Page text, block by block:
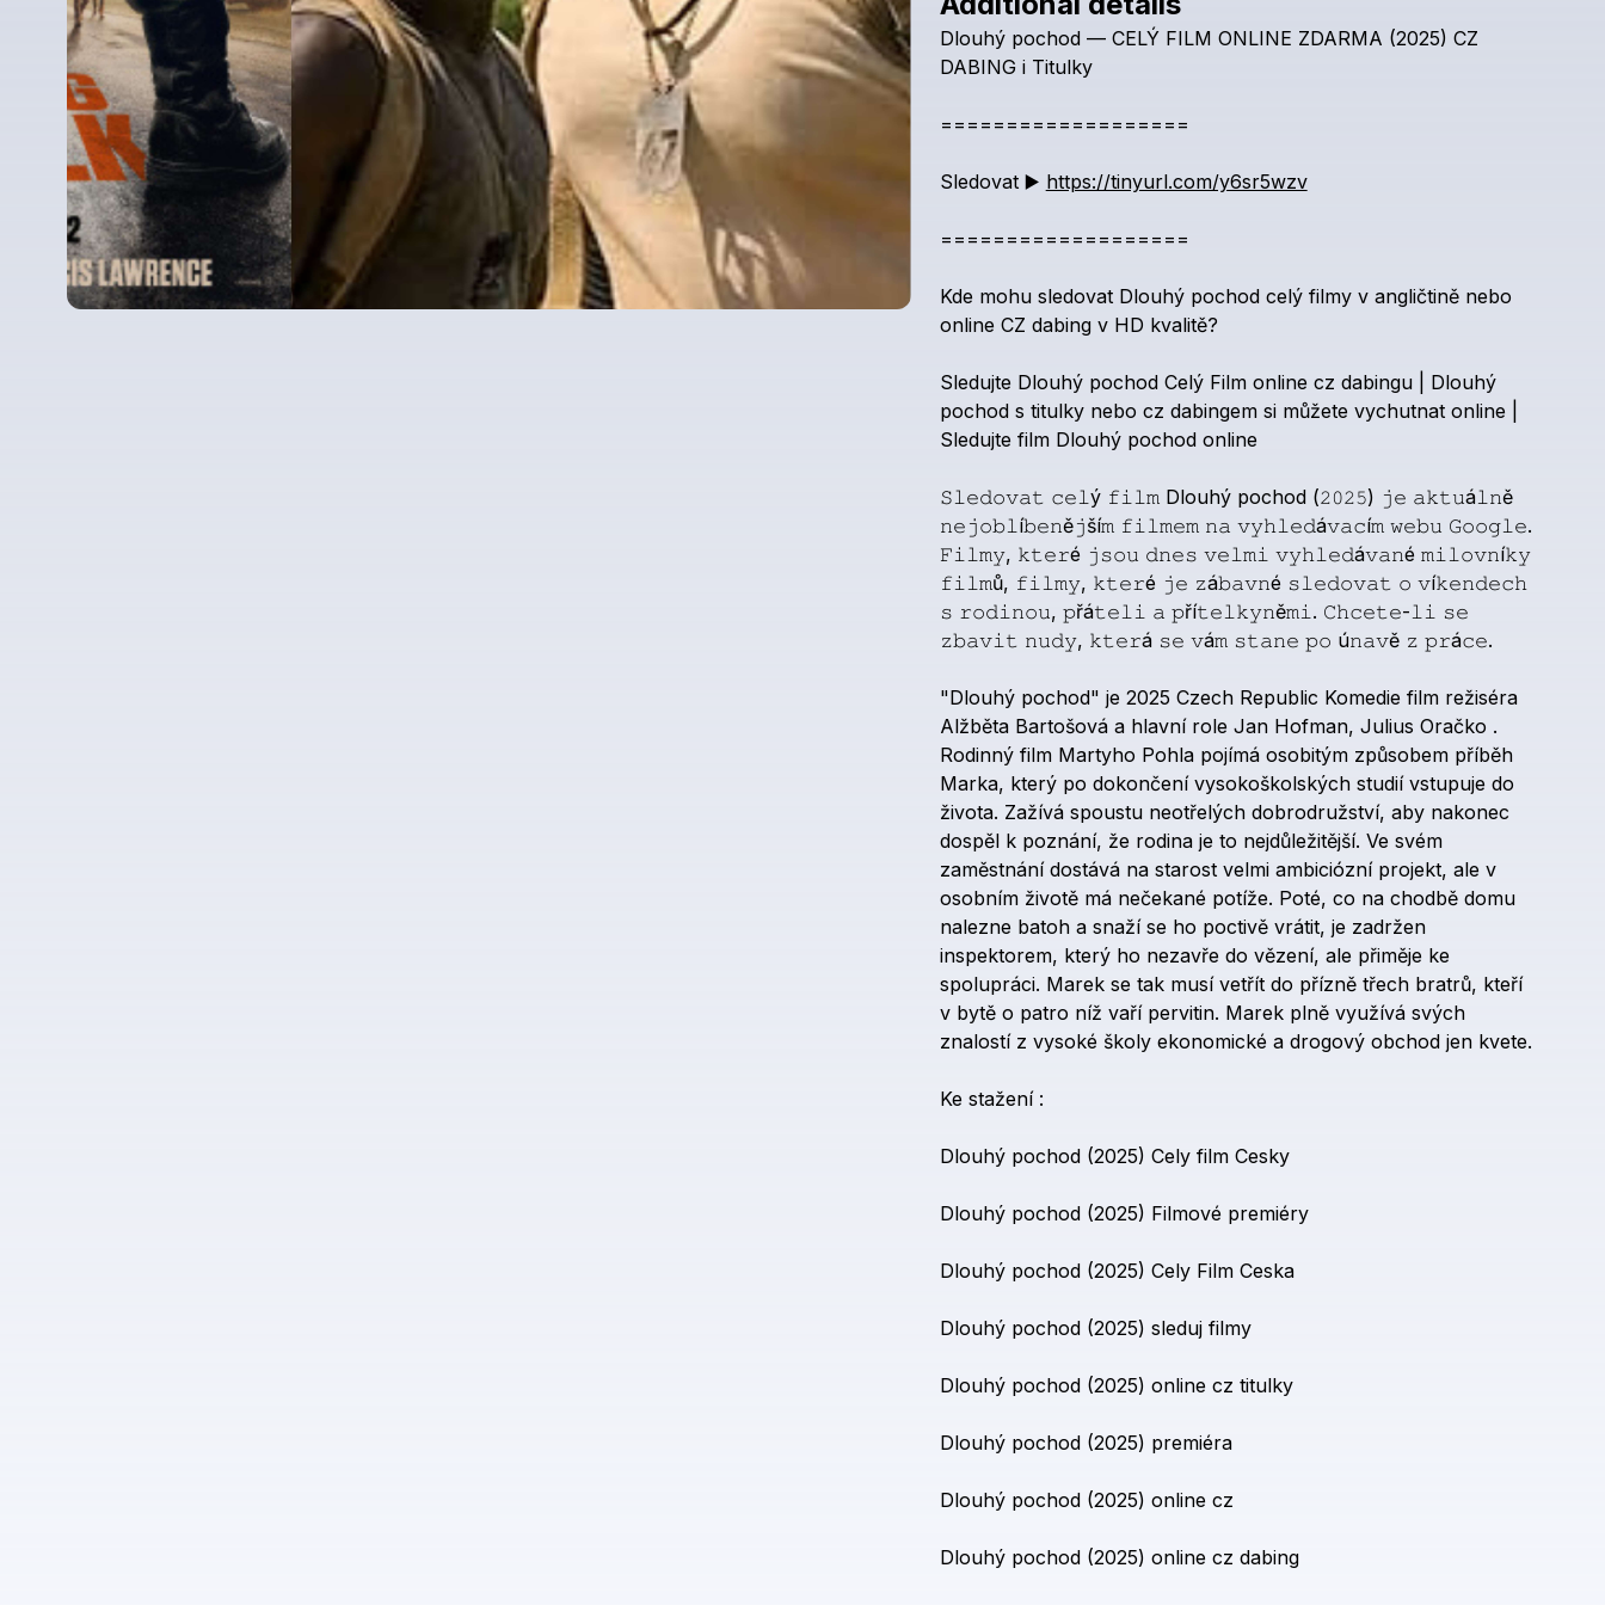
Check your texts
Dlouhý pochod — CELÝ FILM ONLINE ZDARMA (2025) CZ
DABING i Titulky
===================
Sledovat ▶️ https://tinyurl.com/y6sr5wzv
===================
Kde mohu sledovat Dlouhý pochod celý filmy v angličtině nebo
online CZ dabing v HD kvalitě?
Sledujte Dlouhý pochod Celý Film online cz dabingu
Dlouhý
pochod s titulky nebo cz dabingem si můžete vychutnat online
Sledujte film Dlouhý pochod online
𝚂𝚕𝚎𝚍𝚘𝚟𝚊𝚝 𝚌𝚎𝚕ý 𝚏𝚒𝚕𝚖 Dlouhý pochod (𝟸𝟶𝟸𝟻) 𝚓𝚎 𝚊𝚔𝚝𝚞á𝚕𝚗ě
𝚗𝚎𝚓𝚘𝚋𝚕í𝚋𝚎𝚗ě𝚓ší𝚖 𝚏𝚒𝚕𝚖𝚎𝚖 𝚗𝚊 𝚟𝚢𝚑𝚕𝚎𝚍á𝚟𝚊𝚌í𝚖 𝚠𝚎𝚋𝚞 𝙶𝚘𝚘𝚐𝚕𝚎.
𝙵𝚒𝚕𝚖𝚢, 𝚔𝚝𝚎𝚛é 𝚓𝚜𝚘𝚞 𝚍𝚗𝚎𝚜 𝚟𝚎𝚕𝚖𝚒 𝚟𝚢𝚑𝚕𝚎𝚍á𝚟𝚊𝚗é 𝚖𝚒𝚕𝚘𝚟𝚗í𝚔𝚢
𝚏𝚒𝚕𝚖ů, 𝚏𝚒𝚕𝚖𝚢, 𝚔𝚝𝚎𝚛é 𝚓𝚎 𝚣á𝚋𝚊𝚟𝚗é 𝚜𝚕𝚎𝚍𝚘𝚟𝚊𝚝 𝚘 𝚟í𝚔𝚎𝚗𝚍𝚎𝚌𝚑
𝚜 𝚛𝚘𝚍𝚒𝚗𝚘𝚞, 𝚙řá𝚝𝚎𝚕𝚒 𝚊 𝚙ří𝚝𝚎𝚕𝚔𝚢𝚗ě𝚖𝚒. 𝙲𝚑𝚌𝚎𝚝𝚎-𝚕𝚒 𝚜𝚎
𝚣𝚋𝚊𝚟𝚒𝚝 𝚗𝚞𝚍𝚢, 𝚔𝚝𝚎𝚛á 𝚜𝚎 𝚟á𝚖 𝚜𝚝𝚊𝚗𝚎 𝚙𝚘 ú𝚗𝚊𝚟ě 𝚣 𝚙𝚛á𝚌𝚎.
"Dlouhý pochod" je 2025 Czech Republic Komedie film režiséra
Alžběta Bartošová a hlavní role Jan Hofman, Julius Oračko .
Rodinný film Martyho Pohla pojímá osobitým způsobem příběh
Marka, který po dokončení vysokoškolských studií vstupuje do
života. Zažívá spoustu neotřelých dobrodružství, aby nakonec
dospěl k poznání, že rodina je to nejdůležitější. Ve svém
zaměstnání dostává na starost velmi ambiciózní projekt, ale v
osobním životě má nečekané potíže. Poté, co na chodbě domu
nalezne batoh a snaží se ho poctivě vrátit, je zadržen
inspektorem, který ho nezavře do vězení, ale přiměje ke
spolupráci. Marek se tak musí vetřít do přízně třech bratrů, kteří
v bytě o patro níž vaří pervitin. Marek plně využívá svých
znalostí z vysoké školy ekonomické a drogový obchod jen kvete.
Ke stažení :
Dlouhý pochod (2025) Cely film Cesky
Dlouhý pochod (2025) Filmové premiéry
Dlouhý pochod (2025) Cely Film Ceska
Dlouhý pochod (2025) sleduj filmy
Dlouhý pochod (2025) online cz titulky
Dlouhý pochod (2025) premiéra
Dlouhý pochod (2025) online cz
Dlouhý pochod (2025) online cz dabing